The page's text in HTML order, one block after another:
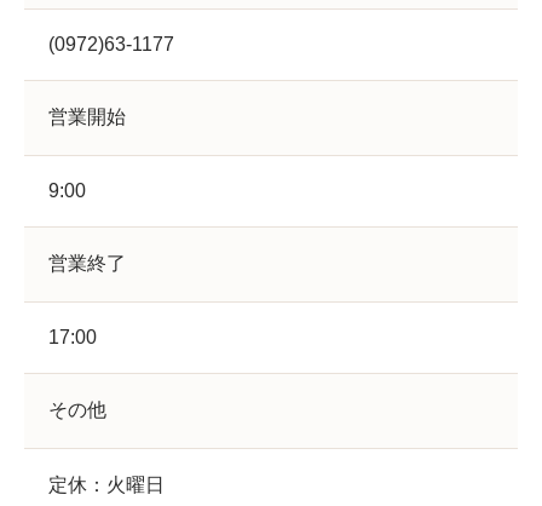
(0972)63-1177
営業開始
9:00
営業終了
17:00
その他
定休：火曜日